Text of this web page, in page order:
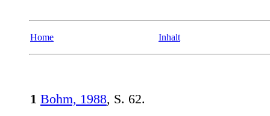
Home Inhalt
1 Bohm, 1988, S. 62.